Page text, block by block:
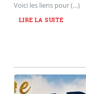
Voici les liens pour (…)
LIRE LA SUITE